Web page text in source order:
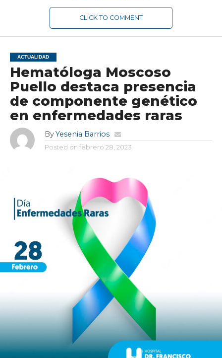
CLICK TO COMMENT
ACTUALIDAD
Hematóloga Moscoso
Puello destaca presencia
de componente genético
en enfermedades raras
ByYesenia Barrios
Posted on febrero 28, 2023